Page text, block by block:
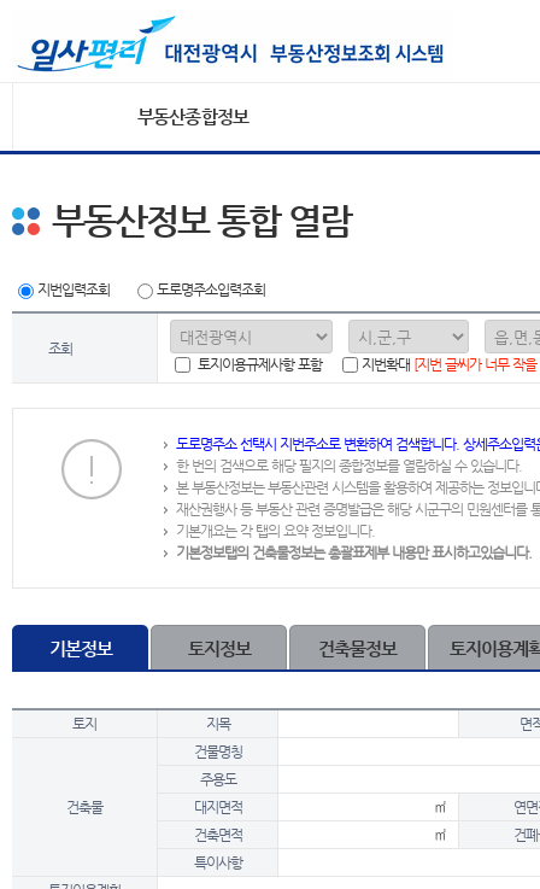
부동산종합정보
부동산정보 통합 열람
지번입력조회 도로명주소입력조회
조회
토지이용규제사항 포함
지번확대 [지번 글씨가 너무 작
도로명주소 선택시 지번주소로 변환하여 검색합니다. 상세주소입
한 번의 검색으로 해당 필지의 종합정보를 열람하실 수 있습니다.
본 부동산정보는 부동산관련 시스템을 활용하여 제공하는 정보입니
재산권행사 등 부동산 관련 증명발급은 해당 시군구의 민원센터를
기본개요는 각 탭의 요약 정보입니다.
기본정보탭의 건축물정보는 총괄표제부 내용만 표시하고있습니다.
기본정보 토지정보 건축물정보 토지이용계
토지 지목 면
건축물
건물명칭
주용도
대지면적
㎡
연
건축면적
㎡
건
특이사항